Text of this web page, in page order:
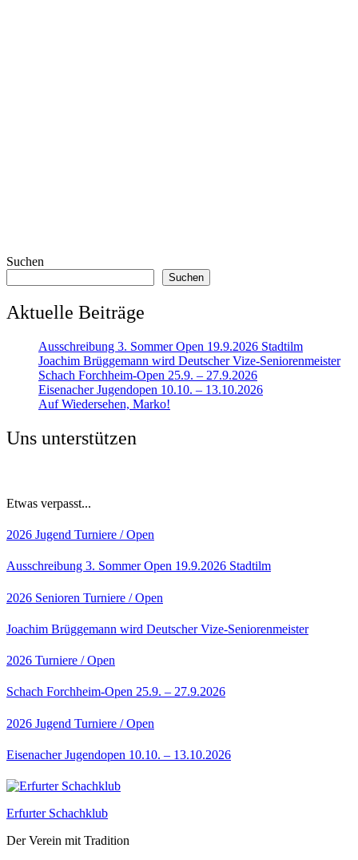
Suchen
Suchen
Aktuelle Beiträge
Ausschreibung 3. Sommer Open 19.9.2026 Stadtilm
Joachim Brüggemann wird Deutscher Vize-Seniorenmeister
Schach Forchheim-Open 25.9. – 27.9.2026
Eisenacher Jugendopen 10.10. – 13.10.2026
Auf Wiedersehen, Marko!
Uns unterstützen
Etwas verpasst...
2026 Jugend Turniere / Open
Ausschreibung 3. Sommer Open 19.9.2026 Stadtilm
2026 Senioren Turniere / Open
Joachim Brüggemann wird Deutscher Vize-Seniorenmeister
2026 Turniere / Open
Schach Forchheim-Open 25.9. – 27.9.2026
2026 Jugend Turniere / Open
Eisenacher Jugendopen 10.10. – 13.10.2026
Erfurter Schachklub
Der Verein mit Tradition